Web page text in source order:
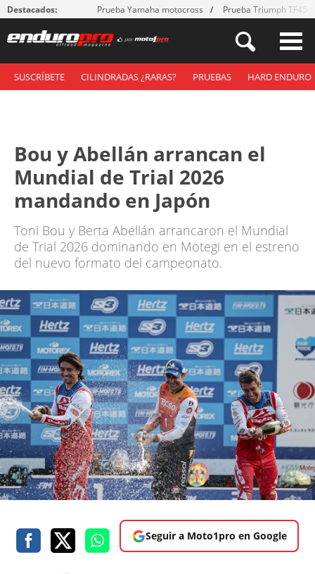
Destacados: Prueba Yamaha motocross Prueba Triumph
SUSCRÍBETE CILINDRADAS ¿RARAS? PRUEBAS HARD ENDURO
Bou y Abellán arrancan el
Mundial de Trial 2026
mandando en Japón
Toni Bou y Berta Abellán arrancaron el Mundial
de Trial 2026 dominando en Motegi en el estreno
del nuevo formato del campeonato.
Seguir a Moto1pro en Google